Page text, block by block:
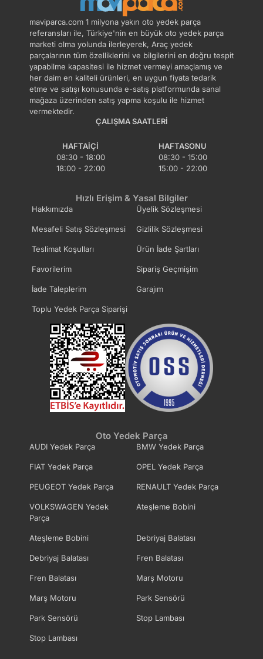
Motor Yağ Kapağı Oring Contası
Piston Kol Burcu Piston Kol Cıvatası
Piston Kolu Piston Segman
Pompa Zincir Gergisi Soğutucu Radyatörü
Volant Vuruntu Sensörü
Yağ Çubuğu Yağ Filtre Kapağı
Yağ Pompa Keçesi Yağ Pompası
Yağ Pompası Zinciri Yağ Soğutucu
Yağ Soğutucu Contası Yağ Süzgeci
Yağlama Fıskiye Jeti
maviparca.com 1 milyona yakın oto yedek parça
referansları ile, Türkiye'nin en büyük oto yedek parça
marketi olma yolunda ilerleyerek, Araç yedek
parçalarının tüm özelliklerini ve bilgilerini en doğru tespit
yapabilme kapasitesi ile hizmet vermeyi amaçlamış ve
her daim en kaliteli ürünleri, en uygun fiyata tedarik
etme ve satışı konusunda e-satış platformunda sanal
mağaza üzerinden satış yapma koşulu ile hizmet
vermektedir.
ÇALIŞMA SAATLERI
HAFTAIÇI
08:30 - 18:00
18:00 - 22:00
HAFTASONU
08:30 - 15:00
15:00 - 22:00
Hızlı Erişim & Yasal Bilgiler
Hakkımızda Üyelik Sözleşmesi
Mesafeli Satış Sözleşmesi Gizlilik Sözleşmesi
Teslimat Koşulları Ürün İade Şartları
Favorilerim Sipariş Geçmişim
İade Taleplerim Garajım
Toplu Yedek Parça Siparişi
Oto Yedek Parça
AUDI Yedek Parça BMW Yedek Parça
FIAT Yedek Parça OPEL Yedek Parça
PEUGEOT Yedek Parça RENAULT Yedek Parça
VOLKSWAGEN Yedek
Parça
Ateşleme Bobini
Ateşleme Bobini Debriyaj Balatası
Debriyaj Balatası Fren Balatası
Fren Balatası Marş Motoru
Marş Motoru Park Sensörü
Park Sensörü Stop Lambası
Stop Lambası